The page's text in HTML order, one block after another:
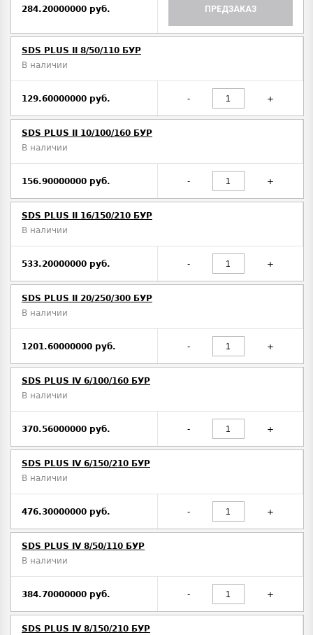
284.20000000 руб. ПРЕДЗАКАЗ
SDS PLUS II 8/50/110 БУР
В наличии
129.60000000 руб. - +
SDS PLUS II 10/100/160 БУР
В наличии
156.90000000 руб. - +
SDS PLUS II 16/150/210 БУР
В наличии
533.20000000 руб. - +
SDS PLUS II 20/250/300 БУР
В наличии
1201.60000000 руб. - +
SDS PLUS IV 6/100/160 БУР
В наличии
370.56000000 руб. - +
SDS PLUS IV 6/150/210 БУР
В наличии
476.30000000 руб. - +
SDS PLUS IV 8/50/110 БУР
В наличии
384.70000000 руб. - +
SDS PLUS IV 8/150/210 БУР